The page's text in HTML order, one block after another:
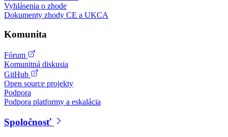
Vyhlásenia o zhode
Dokumenty zhody CE a UKCA
Komunita
Fórum
Komunitná diskusia
GitHub
Open source projekty
Podpora
Podpora platformy a eskalácia
Spoločnosť